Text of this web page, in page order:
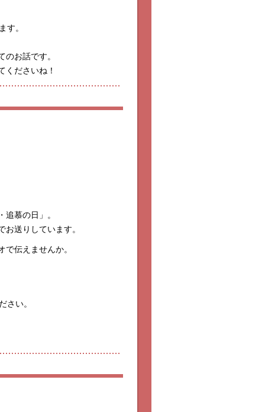
す。
お話です。
くださいね！
慕の日」。
送りしています。
伝えませんか。
さい。